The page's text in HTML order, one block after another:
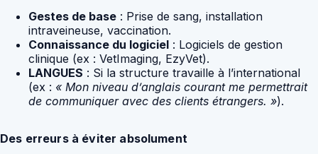
Gestes de base : Prise de sang, installation
intraveineuse, vaccination.
Connaissance du logiciel : Logiciels de gestion
clinique (ex : VetImaging, EzyVet).
LANGUES : Si la structure travaille à l’international
(ex : « Mon niveau d’anglais courant me permettrait
de communiquer avec des clients étrangers. »).
Des erreurs à éviter absolument